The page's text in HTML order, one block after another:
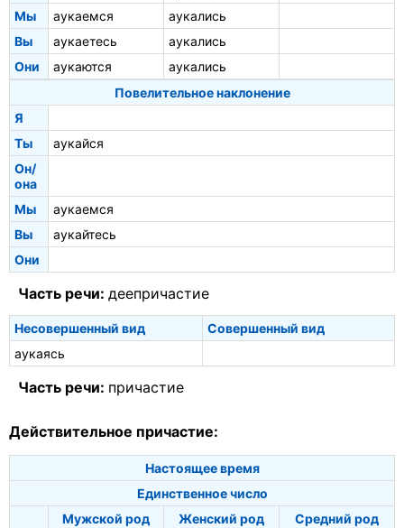
Мы
аукаемся
аукались
Вы
аукаетесь
аукались
Они
аукаются
аукались
Повелительное наклонение
Я
Ты
аукайся
Он/
она
Мы
аукаемся
Вы
аукайтесь
Они
Часть речи: деепричастие
Несовершенный вид
Совершенный вид
аукаясь
Часть речи: причастие
Действительное причастие:
Настоящее время
Единственное число
Мужской род
Женский род
Средний род